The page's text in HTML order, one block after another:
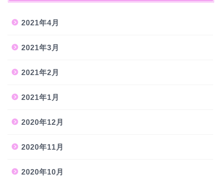
2021年4月
2021年3月
2021年2月
2021年1月
2020年12月
2020年11月
2020年10月